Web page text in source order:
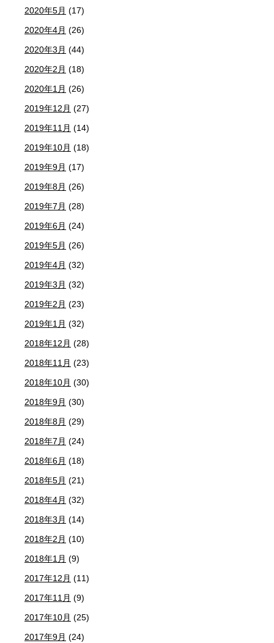
2020年5月 (17)
2020年4月 (26)
2020年3月 (44)
2020年2月 (18)
2020年1月 (26)
2019年12月 (27)
2019年11月 (14)
2019年10月 (18)
2019年9月 (17)
2019年8月 (26)
2019年7月 (28)
2019年6月 (24)
2019年5月 (26)
2019年4月 (32)
2019年3月 (32)
2019年2月 (23)
2019年1月 (32)
2018年12月 (28)
2018年11月 (23)
2018年10月 (30)
2018年9月 (30)
2018年8月 (29)
2018年7月 (24)
2018年6月 (18)
2018年5月 (21)
2018年4月 (32)
2018年3月 (14)
2018年2月 (10)
2018年1月 (9)
2017年12月 (11)
2017年11月 (9)
2017年10月 (25)
2017年9月 (24)